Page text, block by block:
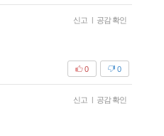
신고 | 공감 확인
0
0
신고 | 공감 확인